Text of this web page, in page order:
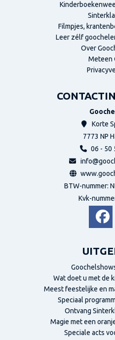
Filmpjes,
Leer zélf
Over
Meteen
Korte
7773 NP
06 - 50
BTW-nummer:
Kvk-
Wat doet u met de
Meest feestelijke en
Speciaal
Ontvang
Magie met een
Speciale acts